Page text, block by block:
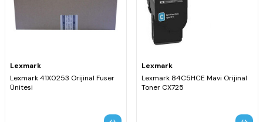
Lexmark
Lexmark 41X0253 Orijinal Fuser
Ünitesi
Lexmark
Lexmark 84C5HCE Mavi Orijinal
Toner CX725